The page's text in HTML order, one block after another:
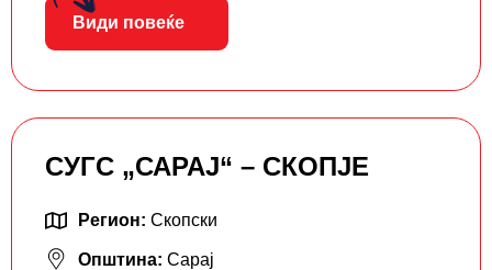
Види повеќе
СУГС „САРАЈ“ – СКОПЈЕ
Регион: Скопски
Општина: Сарај